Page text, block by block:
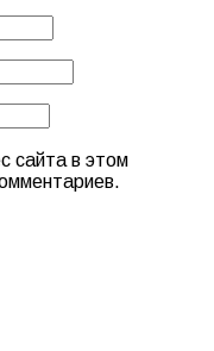
сайта в этом